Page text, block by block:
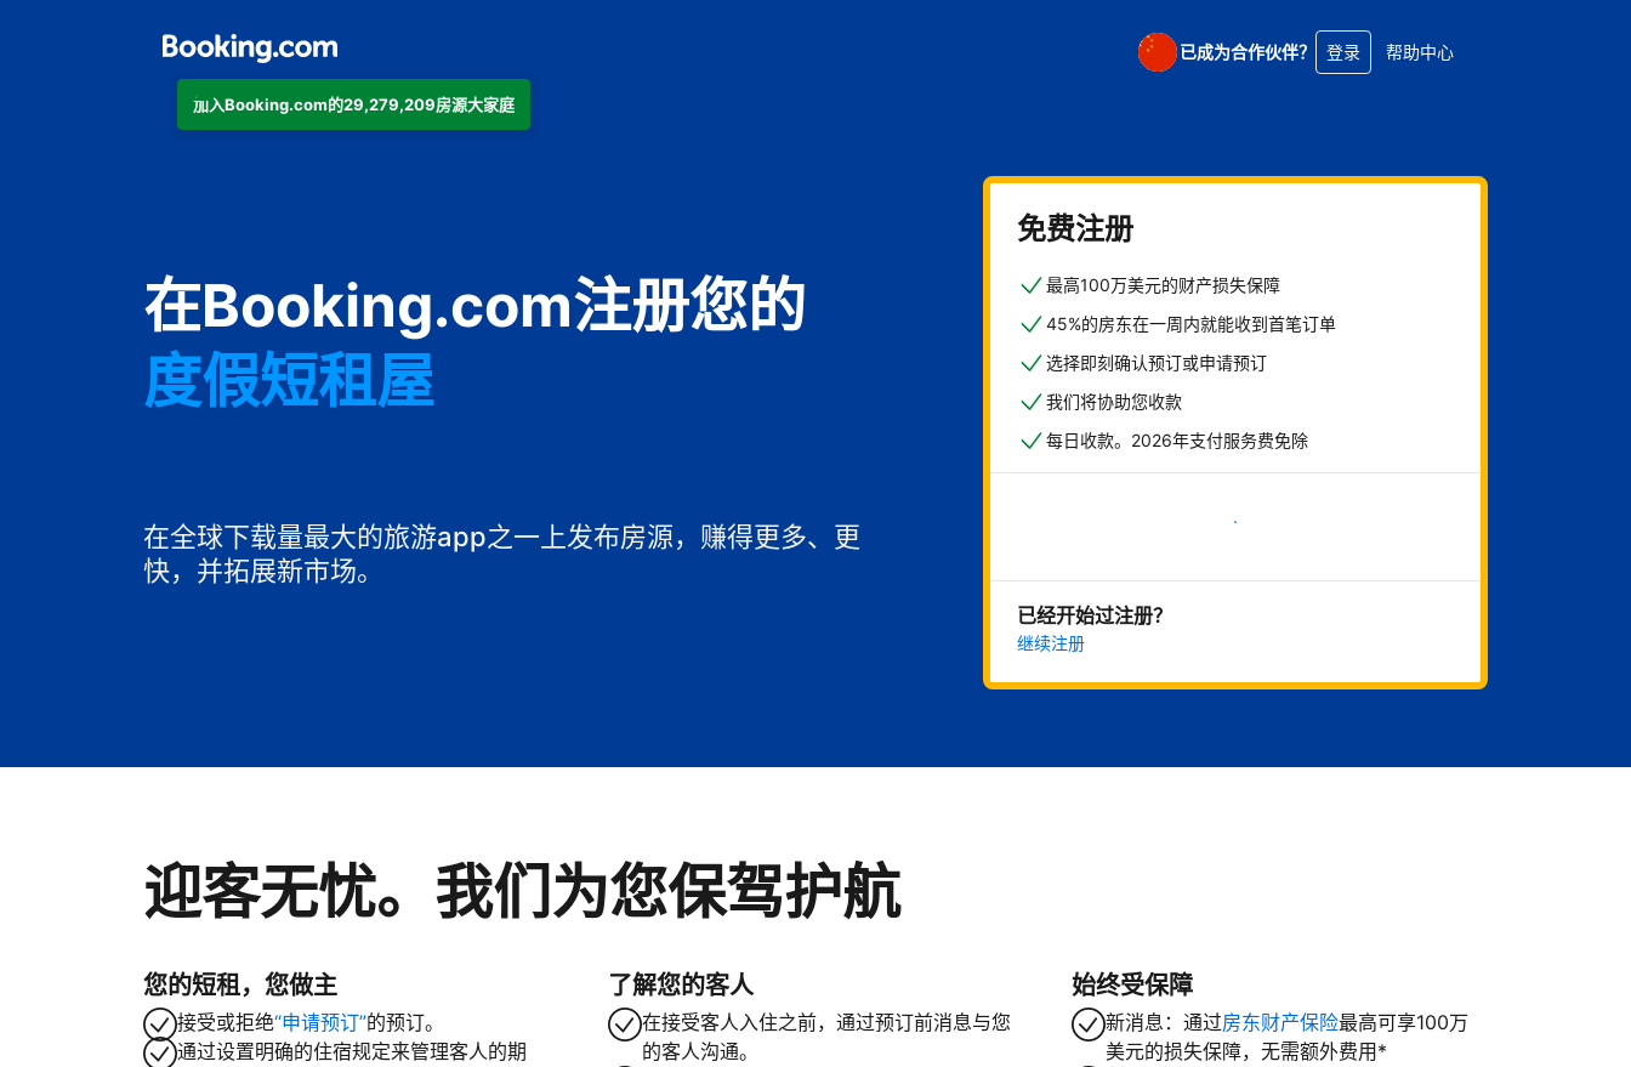
加入Booking.com的29,279,209房源大家庭
已成为合作伙伴？ 登录 帮助中心
在Booking.com注册您的
酒店
度假短租屋
住宿加早餐旅馆
在全球下载量最大的旅游app之一上发布房源，赚得更多、更
快，并拓展新市场。
免费注册
最高100万美元的财产损失保障
45%的房东在一周内就能收到首笔订单
选择即刻确认预订或申请预订
我们将协助您收款
每日收款。2026年支付服务费免除
立即开始
已经开始过注册？
继续注册
迎客无忧。我们为您保驾护航
您的短租，您做主
接受或拒绝“申请预订”的预订。
通过设置明确的住宿规定来管理客人的期
了解您的客人
在接受客人入住之前，通过预订前消息与您
的客人沟通。
始终受保障
新消息：通过房东财产保险最高可享100万
美元的损失保障，无需额外费用*